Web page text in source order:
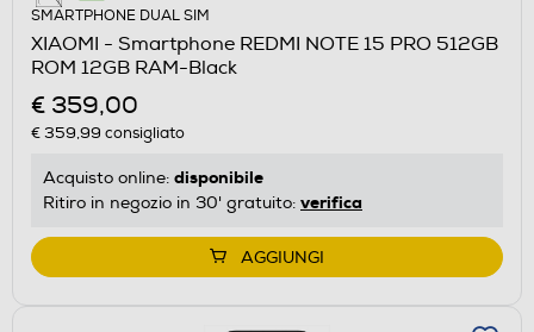
SMARTPHONE DUAL SIM
XIAOMI - Smartphone REDMI NOTE 15 PRO 512GB
ROM 12GB RAM-Black
€ 359,00
€ 359,99 consigliato
Acquisto online: disponibile
Ritiro in negozio in 30' gratuito: verifica
AGGIUNGI